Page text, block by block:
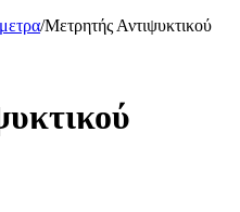
/Μετρητής Αντιψυκτικού